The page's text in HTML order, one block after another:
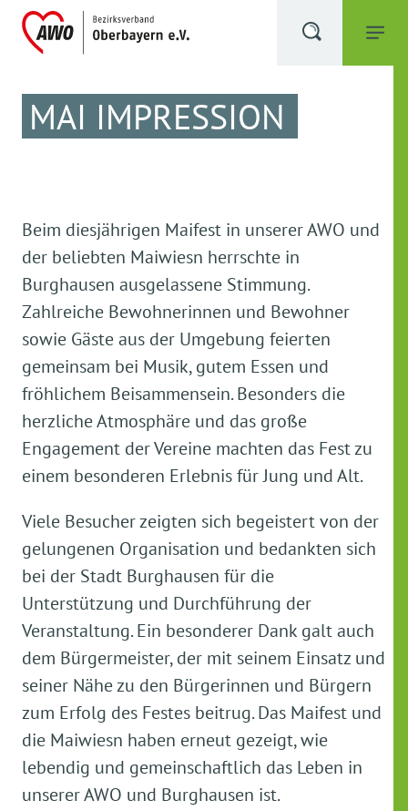
MAI IMPRESSION
Beim diesjährigen Maifest in unserer AWO und
der beliebten Maiwiesn herrschte in
Burghausen ausgelassene Stimmung.
Zahlreiche Bewohnerinnen und Bewohner
sowie Gäste aus der Umgebung feierten
gemeinsam bei Musik, gutem Essen und
fröhlichem Beisammensein. Besonders die
herzliche Atmosphäre und das große
Engagement der Vereine machten das Fest zu
einem besonderen Erlebnis für Jung und Alt.
Viele Besucher zeigten sich begeistert von der
gelungenen Organisation und bedankten sich
bei der Stadt Burghausen für die
Unterstützung und Durchführung der
Veranstaltung. Ein besonderer Dank galt auch
dem Bürgermeister, der mit seinem Einsatz und
seiner Nähe zu den Bürgerinnen und Bürgern
zum Erfolg des Festes beitrug. Das Maifest und
die Maiwiesn haben erneut gezeigt, wie
lebendig und gemeinschaftlich das Leben in
unserer AWO und Burghausen ist.